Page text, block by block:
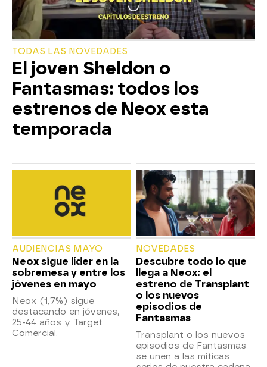
TODAS LAS NOVEDADES
El joven Sheldon o
Fantasmas: todos los
estrenos de Neox esta
temporada
AUDIENCIAS MAYO
Neox sigue líder en la
sobremesa y entre los
jóvenes en mayo
Neox (1,7%) sigue
destacando en jóvenes,
25-44 años y Target
Comercial.
NOVEDADES
Descubre todo lo que
llega a Neox: el
estreno de Transplant
o los nuevos
episodios de
Fantasmas
Transplant o los nuevos
episodios de Fantasmas
se unen a las míticas